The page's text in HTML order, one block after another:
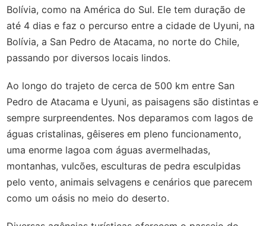
Bolívia, como na América do Sul. Ele tem duração de
até 4 dias e faz o percurso entre a cidade de Uyuni, na
Bolívia, a San Pedro de Atacama, no norte do Chile,
passando por diversos locais lindos.
Ao longo do trajeto de cerca de 500 km entre San
Pedro de Atacama e Uyuni, as paisagens são distintas e
sempre surpreendentes. Nos deparamos com lagos de
águas cristalinas, gêiseres em pleno funcionamento,
uma enorme lagoa com águas avermelhadas,
montanhas, vulcões, esculturas de pedra esculpidas
pelo vento, animais selvagens e cenários que parecem
como um oásis no meio do deserto.